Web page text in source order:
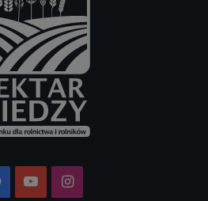
Facebook
YouTubeInstagram